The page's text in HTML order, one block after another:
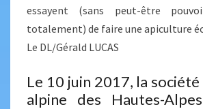
essayent (sans peut-être
totalement) de faire une apiculture
Le DL/Gérald LUCAS
Le 10 juin 2017, la société
alpine des Hautes-